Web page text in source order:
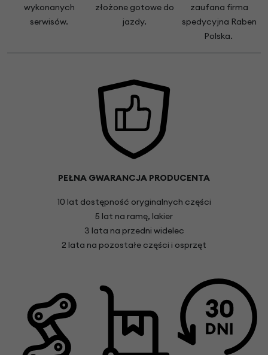
wykonanych
serwisów.
złożone gotowe do
jazdy.
zaufana firma
spedycyjna Raben
Polska.
PEŁNA GWARANCJA PRODUCENTA
10 lat dostępność oryginalnych części
5 lat na ramę, lakier
3 lata na przedni widelec
2 lata na pozostałe części i osprzęt